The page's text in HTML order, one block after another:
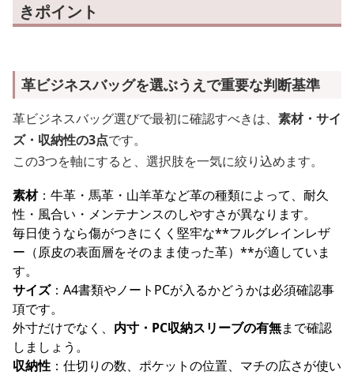
きポイント
革ビジネスバッグを選ぶうえで重要な判断基準
革ビジネスバッグ選びで最初に確認すべきは、 素材・サイ
ズ・収納性の3点です。
この3つを軸にすると、選択肢を一気に絞り込めます。
素材：牛革・馬革・山羊革など革の種類によって、耐久
性・風合い・メンテナンスのしやすさが異なります。
毎日使うなら傷がつきにくく堅牢な**フルグレインレザ
ー（原皮の表面層をそのまま使った革）**が適していま
す。
サイズ：A4書類やノートPCが入るかどうかは必須確認事
項です。
外寸だけでなく、 内寸・PC収納スリーブの有無まで確認
しましょう。
収納性 ：仕切りの数、ポケットの位置、マチの広さが使い